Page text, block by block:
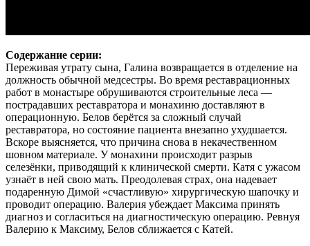
Содержание серии:
Переживая утрату сына, Галина возвращается в отделение на
должность обычной медсестры. Во время реставрационных
работ в монастыре обрушиваются строительные леса —
пострадавших реставратора и монахиню доставляют в
операционную. Белов берётся за сложный случай
реставратора, но состояние пациента внезапно ухудшается.
Вскоре выясняется, что причина снова в некачественном
шовном материале. У монахини происходит разрыв
селезёнки, приводящий к клинической смерти. Катя с ужасом
узнаёт в ней свою мать. Преодолевая страх, она надевает
подаренную Димой «счастливую» хирургическую шапочку и
проводит операцию. Валерия убеждает Максима принять
диагноз и согласиться на диагностическую операцию. Ревнуя
Валерию к Максиму, Белов сближается с Катей.